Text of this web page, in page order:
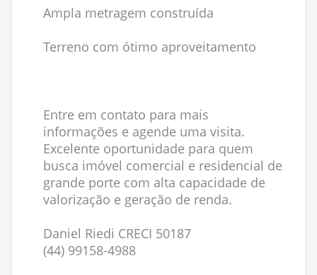
Ampla metragem construída
Terreno com ótimo aproveitamento
Entre em contato para mais
informações e agende uma visita.
Excelente oportunidade para quem
busca imóvel comercial e residencial de
grande porte com alta capacidade de
valorização e geração de renda.
Daniel Riedi CRECI 50187
(44) 99158-4988